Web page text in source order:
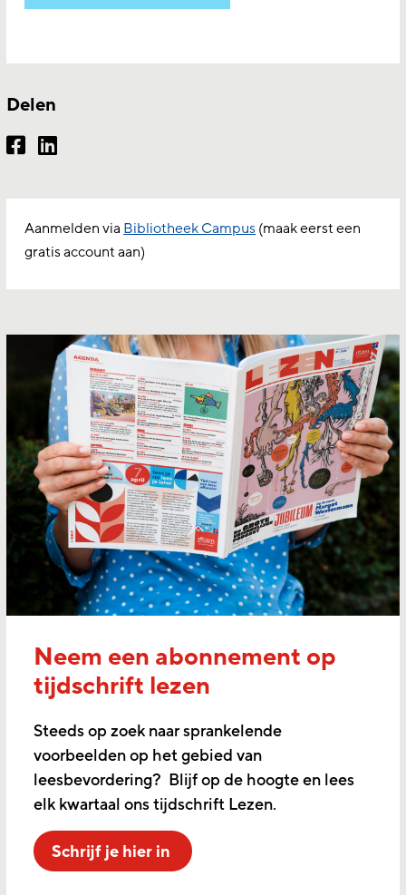
Aanmelden via Bibliotheek Campus(maak eerst een
gratis account aan)
Delen
Neem een abonnement op
tijdschrift lezen
Steeds op zoek naar sprankelende
voorbeelden op het gebied van
leesbevordering? Blijf op de hoogte en lees
elk kwartaal ons tijdschrift Lezen.
Schrijf je hier in